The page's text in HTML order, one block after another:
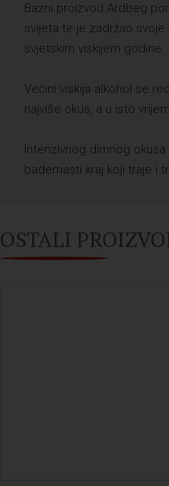
Bazni proizvod Ardbeg
svijeta te je zadržao
svjetskim viskijem godine.
Većini viskija alkohol se
najviše okus, a u isto
Intenzivnog dimnog
bademasti kraj koji traje i
OSTALI